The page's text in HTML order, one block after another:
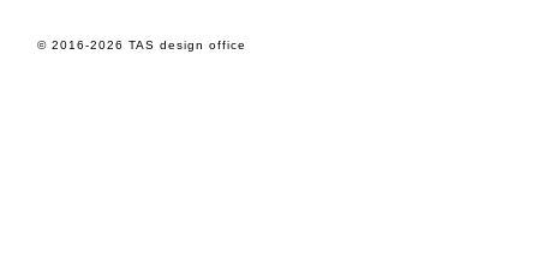
© 2016-2026 TAS design office